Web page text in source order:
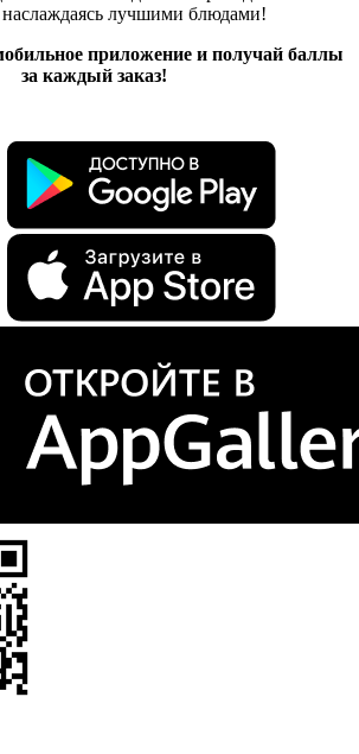
лучшими блюдами!
приложение и получай баллы
за каждый заказ!